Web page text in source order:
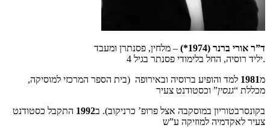
ד”ר אורי ברנר (1974*)
– מלחין, פסנתרן ומעבד
יליד רוסיה, החל בלימודי פסנתר בגיל 4.
מ1981 למד והופיע ברוסיה ובאירופה (בית הספר המרכזי למוסיקה,
מכללת “גנסין” וכסטודנט צעיר
בקונסרבטוריון במוסקבה אצל פרופ’ כרניקוב). ב1992 התקבל כסטודנט
צעיר לאקדמיה למוזיקה ע”ש